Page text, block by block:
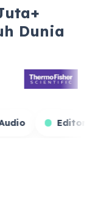
Dunia
Buku Audio